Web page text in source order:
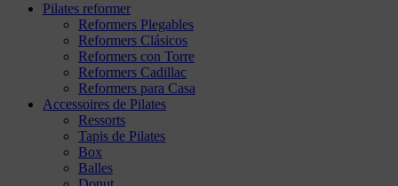
Pilates reformer
Reformers Plegables
Reformers Clásicos
Reformers con Torre
Reformers Cadillac
Reformers para Casa
Accessoires de Pilates
Ressorts
Tapis de Pilates
Box
Balles